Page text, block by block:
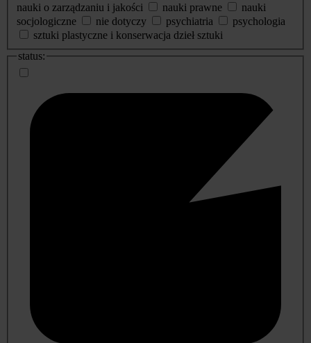
nauki o zarządzaniu i jakości
nauki prawne
nauki
socjologiczne
nie dotyczy psychiatria
psychologia
sztuki plastyczne i konserwacja dzieł sztuki
status: